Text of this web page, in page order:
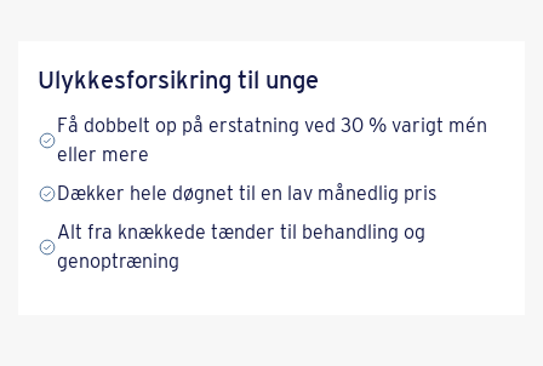
Ulykkesforsikring til unge
Få dobbelt op på erstatning ved 30 % varigt mén
eller mere
Dækker hele døgnet til en lav månedlig pris
Alt fra knækkede tænder til behandling og
genoptræning